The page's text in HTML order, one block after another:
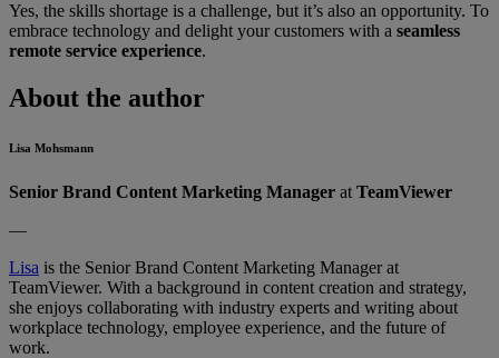
Yes, the skills shortage is a challenge, but it’s also an opportunity. To
embrace technology and delight your customers with a seamless
remote service experience.
About the author
Lisa Mohsmann
Senior Brand Content Marketing Manager at TeamViewer
—
Lisa is the Senior Brand Content Marketing Manager at
TeamViewer. With a background in content creation and strategy,
she enjoys collaborating with industry experts and writing about
workplace technology, employee experience, and the future of
work.